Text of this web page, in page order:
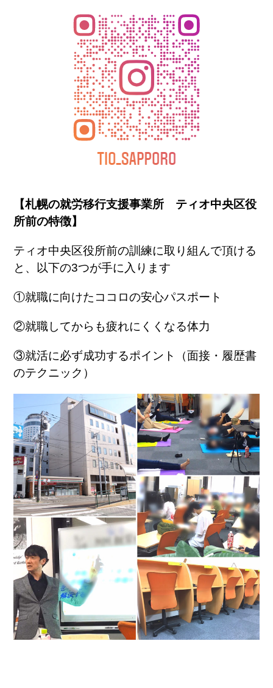
【札幌の就労移行支援事業所 ティオ中央区役
所前の特徴】
ティオ中央区役所前の訓練に取り組んで頂ける
と、以下の3つが手に入ります
①就職に向けたココロの安心パスポート
②就職してからも疲れにくくなる体力
③就活に必ず成功するポイント（面接・履歴書
のテクニック）